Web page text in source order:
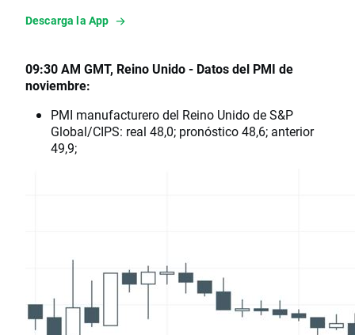
Descarga la App
09:30 AM GMT, Reino Unido - Datos del PMI de
noviembre:
PMI manufacturero del Reino Unido de S&P
Global/CIPS: real 48,0; pronóstico 48,6; anterior
49,9;